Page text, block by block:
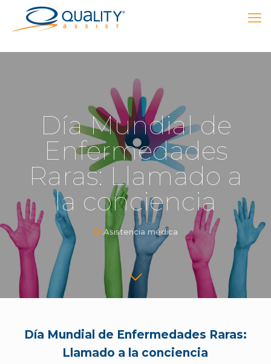
Día Mundial de
Enfermedades
Raras: Llamado a
la conciencia
Asistencia médica
Día Mundial de Enfermedades Raras:
Llamado a la conciencia